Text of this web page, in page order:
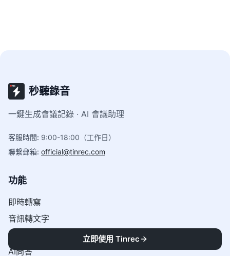
秒聽錄音
一鍵生成會議記錄 · AI 會議助理
客服時間: 9:00-18:00（工作日）
聯繫郵箱: official@tinrec.com
功能
即時轉寫
音訊轉文字
網路影片轉文字
AI問答
立即使用 Tinrec